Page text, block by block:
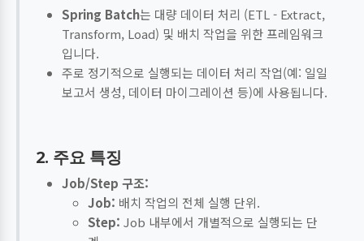
Spring Batch는 대량 데이터 처리 (ETL - Extract,
Transform, Load) 및 배치 작업을 위한 프레임워크
입니다.
주로 정기적으로 실행되는 데이터 처리 작업(예: 일일
보고서 생성, 데이터 마이그레이션 등)에 사용됩니다.
2. 주요 특징
Job/Step 구조:
Job: 배치 작업의 전체 실행 단위.
Step: Job 내부에서 개별적으로 실행되는 단